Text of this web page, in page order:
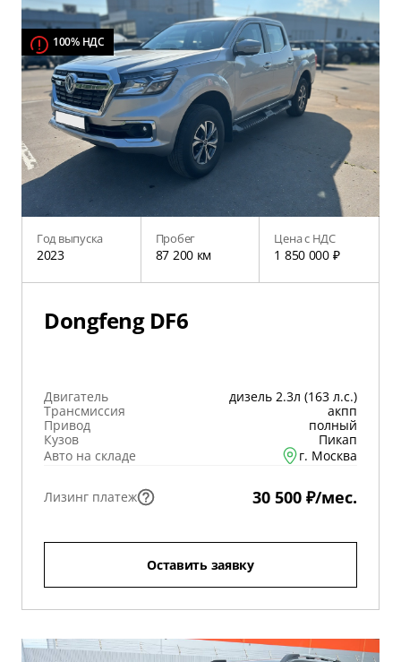
100% НДС
Год выпуска
2023
Пробег
87 200 км
Цена с НДС
1 850 000 ₽
Dongfeng DF6
Двигатель
дизель 2.3л (163 л.с.)
Трансмиссия
акпп
Привод
полный
Кузов
Пикап
Авто на складе
г. Москва
Лизинг платеж 30 500 ₽/мес.
Оставить заявку